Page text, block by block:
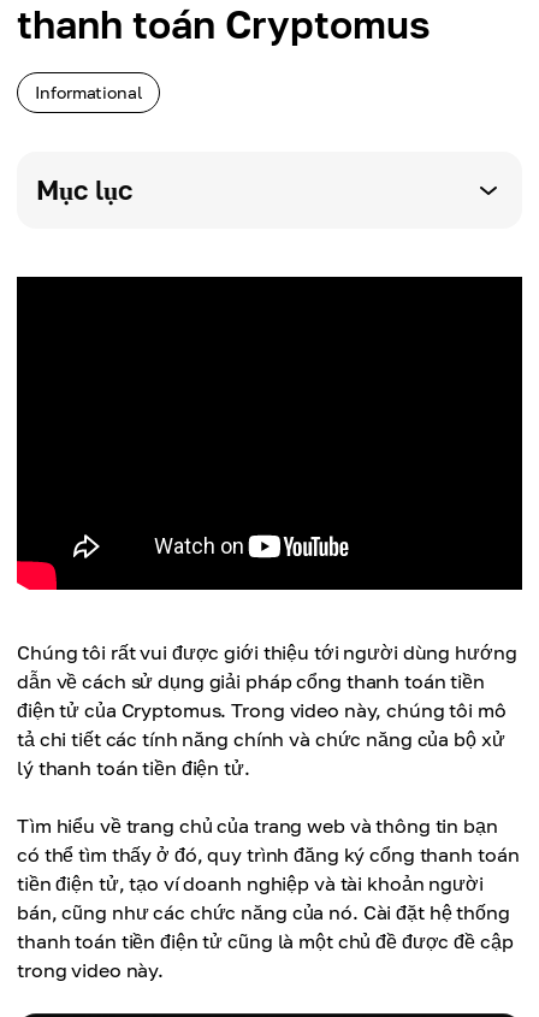
thanh toán Cryptomus
Informational
Mục lục
Chúng tôi rất vui được giới thiệu tới người dùng hướng
dẫn về cách sử dụng giải pháp cổng thanh toán tiền
điện tử của Cryptomus. Trong video này, chúng tôi mô
tả chi tiết các tính năng chính và chức năng của bộ xử
lý thanh toán tiền điện tử.
Tìm hiểu về trang chủ của trang web và thông tin bạn
có thể tìm thấy ở đó, quy trình đăng ký cổng thanh toán
tiền điện tử, tạo ví doanh nghiệp và tài khoản người
bán, cũng như các chức năng của nó. Cài đặt hệ thống
thanh toán tiền điện tử cũng là một chủ đề được đề cập
trong video này.